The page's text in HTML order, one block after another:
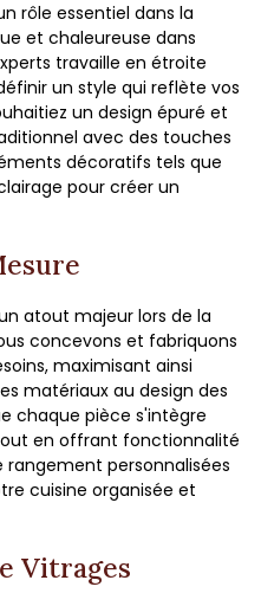
rôle essentiel dans la
et chaleureuse dans
travaille en étroite
un style qui reflète vos
un design épuré et
avec des touches
décoratifs tels que
pour créer un
atout majeur lors de la
concevons et fabriquons
maximisant ainsi
matériaux au design des
chaque pièce s'intègre
en offrant fonctionnalité
rangement personnalisées
cuisine organisée et
Vitrages